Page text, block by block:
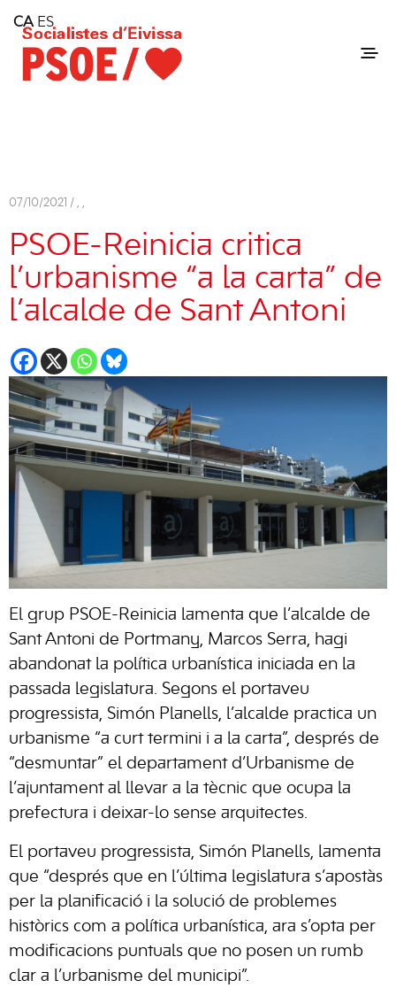
Consell Insular d'Eivissa
Services
Contact
07/10/2021 / , ,
PSOE-Reinicia critica
l’urbanisme “a la carta” de
l’alcalde de Sant Antoni
El grup PSOE-Reinicia lamenta que l’alcalde de
Sant Antoni de Portmany, Marcos Serra, hagi
abandonat la política urbanística iniciada en la
passada legislatura. Segons el portaveu
progressista, Simón Planells, l’alcalde practica un
urbanisme “a curt termini i a la carta”, després de
“desmuntar” el departament d’Urbanisme de
l’ajuntament al llevar a la tècnic que ocupa la
prefectura i deixar-lo sense arquitectes.
El portaveu progressista, Simón Planells, lamenta
que “després que en l’última legislatura s’apostàs
per la planificació i la solució de problemes
històrics com a política urbanística, ara s’opta per
modificacions puntuals que no posen un rumb
clar a l’urbanisme del municipi”.
CA ES